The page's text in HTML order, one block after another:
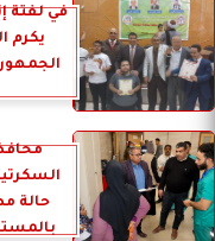
في لفتة
يكرم
حالة